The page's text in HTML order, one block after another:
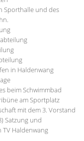
Sporthalle und des
in Haldenwang
beim Schwimmbad
am Sportplatz
mit dem 3. Vorstand
Satzung und
TV Haldenwang